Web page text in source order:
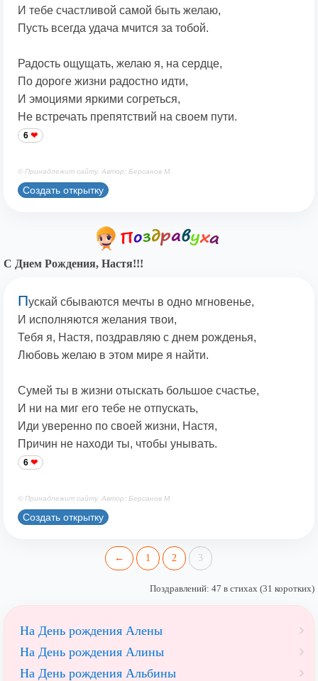
И тебе счастливой самой быть желаю,
Пусть всегда удача мчится за тобой.
Радость ощущать, желаю я, на сердце,
По дороге жизни радостно идти,
И эмоциями яркими согреться,
Не встречать препятствий на своем пути.
6
© Принадлежит сайту. Автор: Берсанов М.
Создать открытку
С Днем Рождения, Настя!!!
Пускай сбываются мечты в одно мгновенье,
И исполняются желания твои,
Тебя я, Настя, поздравляю с днем рожденья,
Любовь желаю в этом мире я найти.
Сумей ты в жизни отыскать большое счастье,
И ни на миг его тебе не отпускать,
Иди уверенно по своей жизни, Настя,
Причин не находи ты, чтобы унывать.
6
© Принадлежит сайту. Автор: Берсанов М.
Создать открытку
← 1 2 3
Поздравлений: 47 в стихах (31 коротких)
На День рождения Алены
На День рождения Алины
На День рождения Альбины